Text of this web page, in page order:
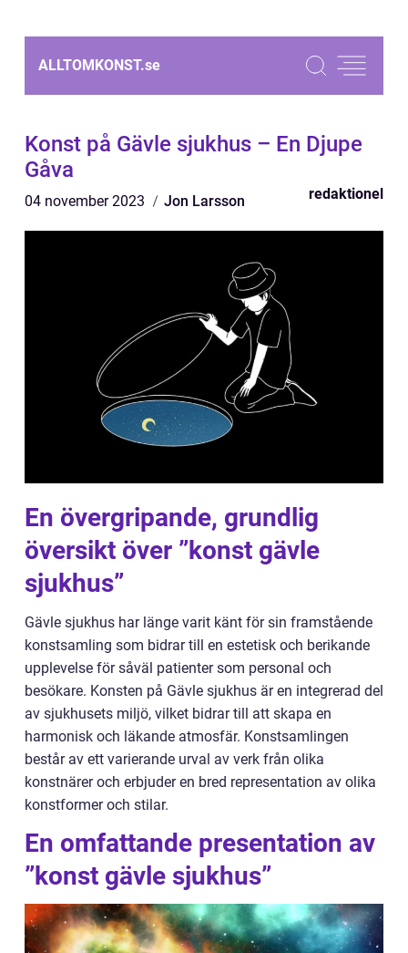
ALLTOMKONST.se
Konst på Gävle sjukhus – En Djupe
Gåva
04 november 2023 Jon Larsson redaktionel
En övergripande, grundlig
översikt över ”konst gävle
sjukhus”
Gävle sjukhus har länge varit känt för sin framstående
konstsamling som bidrar till en estetisk och berikande
upplevelse för såväl patienter som personal och
besökare. Konsten på Gävle sjukhus är en integrerad del
av sjukhusets miljö, vilket bidrar till att skapa en
harmonisk och läkande atmosfär. Konstsamlingen
består av ett varierande urval av verk från olika
konstnärer och erbjuder en bred representation av olika
konstformer och stilar.
En omfattande presentation av
”konst gävle sjukhus”